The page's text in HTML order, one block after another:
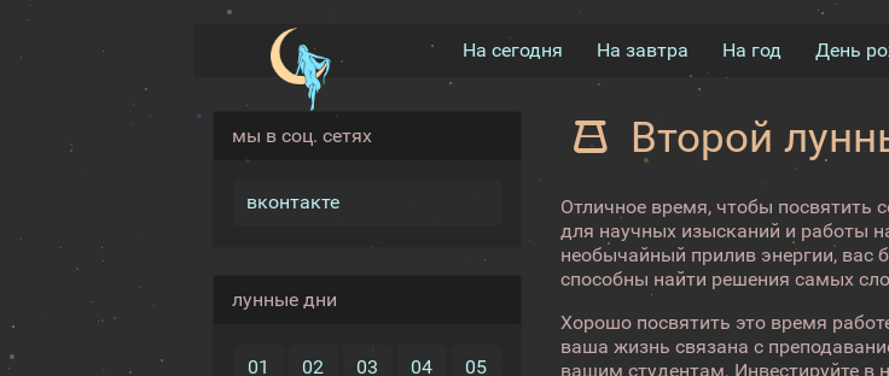
На сегодня На завтра На год День
мы в соц. сетях
вконтакте
лунные дни
01 02 03 04 05
Второй
Отличное время, чтобы посвятить
для научных изысканий и работы
необычайный прилив энергии, вас
способны найти решения самых
Хорошо посвятить это время
ваша жизнь связана с
вашим студентам. Инвестируйте в